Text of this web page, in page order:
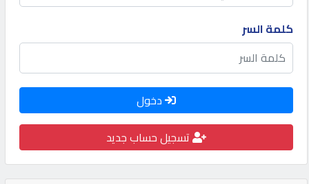
كيو
مزاد
كيو
نمبر
كارز
كلمة السر
دخول
تسجيل حساب جديد